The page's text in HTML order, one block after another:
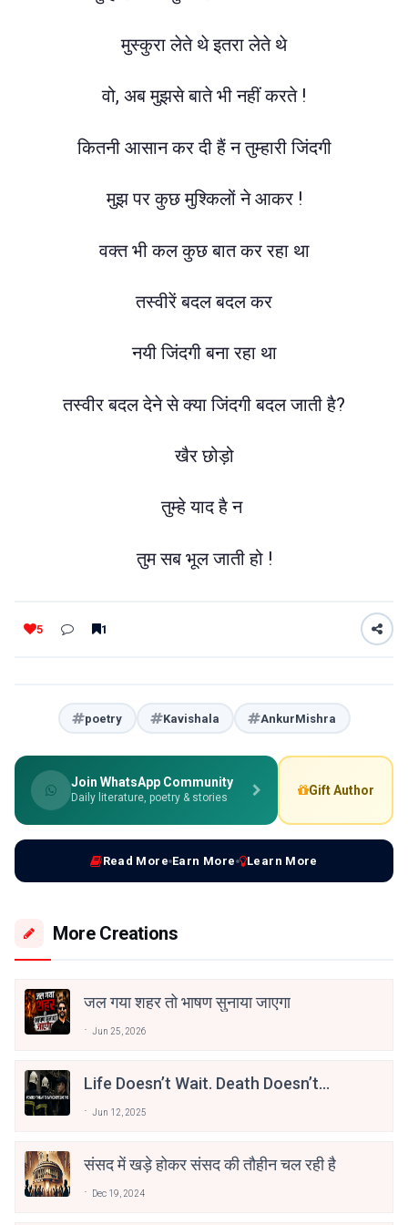
मुस्कुरा लेते थे इतरा लेते थे
वो, अब मुझसे बाते भी नहीं करते !
कितनी आसान कर दी हैं न तुम्हारी जिंदगी
मुझ पर कुछ मुश्किलों ने आकर !
वक्त भी कल कुछ बात कर रहा था
तस्वीरें बदल बदल कर
नयी जिंदगी बना रहा था
तस्वीर बदल देने से क्या जिंदगी बदल जाती है?
खैर छोड़ो
तुम्हे याद है न
तुम सब भूल जाती हो !
5 1
poetry Kavishala AnkurMishra
Join WhatsApp Community
Daily literature, poetry & stories
Gift Author
Read More Earn More Learn More
More Creations
जल गया शहर तो भाषण सुनाया जाएगा
Jun 25, 2026
Life Doesn’t Wait. Death Doesn’t
Jun 12, 2025
संसद में खड़े होकर संसद की तौहीन चल रही है
Dec 19, 2024